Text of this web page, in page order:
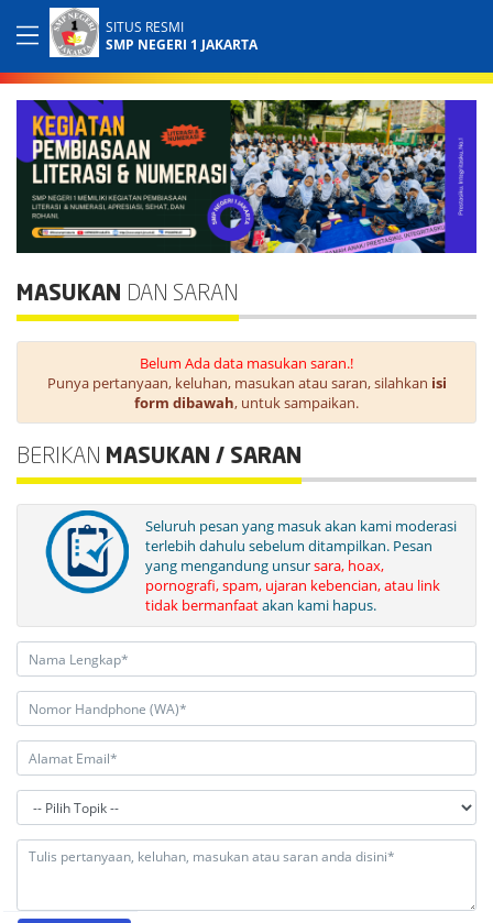
SITUS RESMI
SMP NEGERI 1 JAKARTA
MASUKAN DAN SARAN
Belum Ada data masukan saran.!
Punya pertanyaan, keluhan, masukan atau saran, silahkan isi
form dibawah, untuk sampaikan.
BERIKAN MASUKAN / SARAN
Seluruh pesan yang masuk akan kami moderasi
terlebih dahulu sebelum ditampilkan. Pesan
yang mengandung unsursara, hoax,
pornografi, spam, ujaran kebencian, atau link
tidak bermanfaatakan kami hapus.